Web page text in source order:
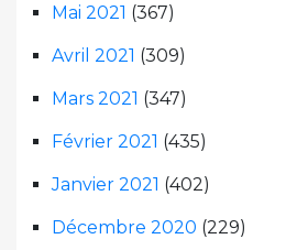
Mai 2021 (367)
Avril 2021 (309)
Mars 2021 (347)
Février 2021 (435)
Janvier 2021 (402)
Décembre 2020 (229)